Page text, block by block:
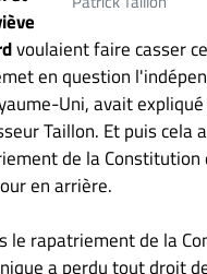
voulaient faire casser
en question
Uni, avait
Taillon. Et puis cela
de la
en arrière.
le rapatriement de la
a perdu tout droit